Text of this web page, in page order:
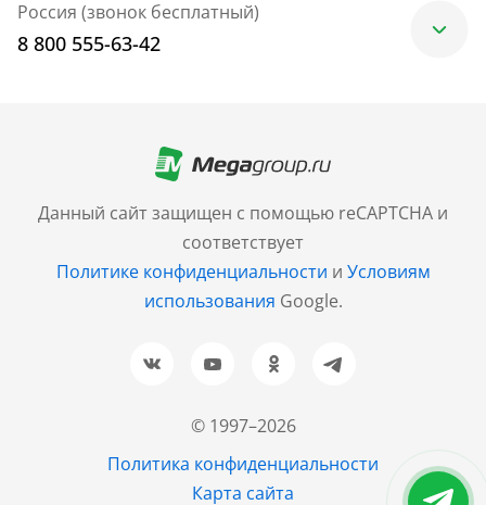
© 1997–2026
Политика конфиденциальности
Карта сайта
Данный сайт защищен с помощью reCAPTCHA и
соответствует
Политике конфиденциальности и Условиям
использования Google.
Россия (звонок бесплатный)
8 800 555-63-42
+7 (499) 705-30-10
Санкт-Петербург
+7 (812) 600-77-33
Барнаул
+7 (961) 999-93-93
Новосибирск
+7 (843) 202-37-37